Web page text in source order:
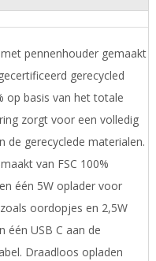
pennenhouder gemaakt
gerecycled
op basis van het totale
zorgt voor een volledig
de gerecyclede materialen.
van FSC 100%
één 5W oplader voor
oordopjes en 2,5W
één USB C aan de
Draadloos opladen